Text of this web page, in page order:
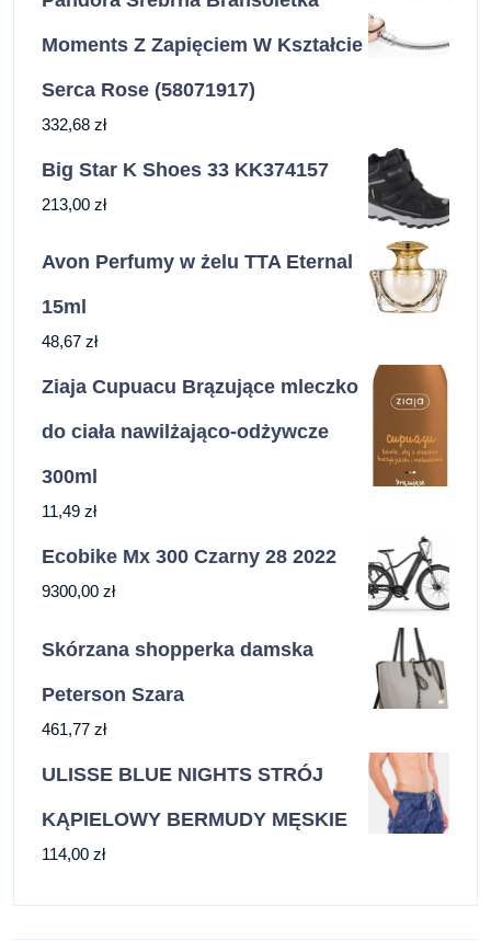
Moments Z Zapięciem W Kształcie
Serca Rose (58071917)
332,68 zł
Big Star K Shoes 33 KK374157
213,00 zł
Avon Perfumy w żelu TTA Eternal
15ml
48,67 zł
Ziaja Cupuacu Brązujące mleczko
do ciała nawilżająco-odżywcze
300ml
11,49 zł
Ecobike Mx 300 Czarny 28 2022
9300,00 zł
Skórzana shopperka damska
Peterson Szara
461,77 zł
ULISSE BLUE NIGHTS STRÓJ
KĄPIELOWY BERMUDY MĘSKIE
114,00 zł